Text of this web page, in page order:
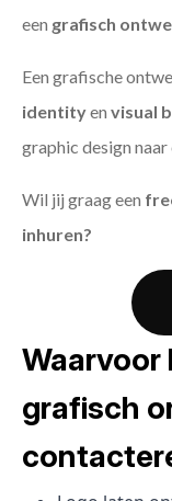
een grafisch
Een grafische
identityen visual
graphic design naar
Wil jij graag een
inhuren?
Waarvoor
grafisch